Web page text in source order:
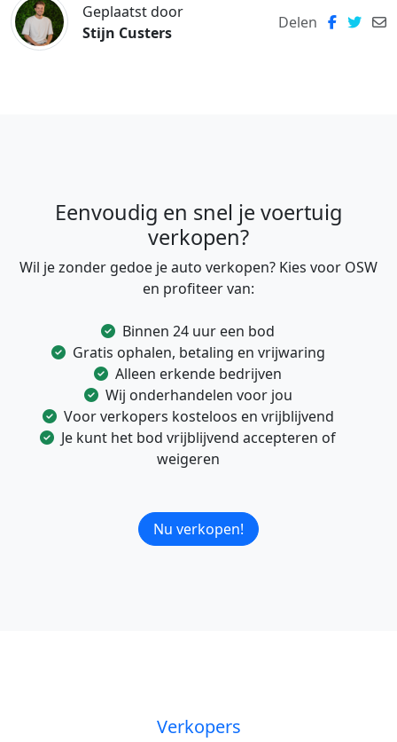
Geplaatst door
Stijn Custers
Delen
Eenvoudig en snel je voertuig
verkopen?
Wil je zonder gedoe je auto verkopen? Kies voor OSW
en profiteer van:
Binnen 24 uur een bod
Gratis ophalen, betaling en vrijwaring
Alleen erkende bedrijven
Wij onderhandelen voor jou
Voor verkopers kosteloos en vrijblijvend
Je kunt het bod vrijblijvend accepteren of
weigeren
Nu verkopen!
Verkopers